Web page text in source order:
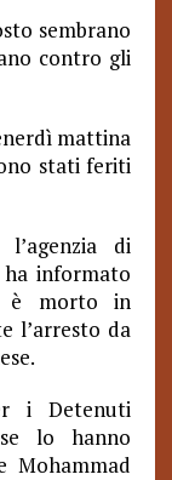
sembrano
contro gli
mattina
stati feriti
di
ha informato
è morto in
l’arresto da
i Detenuti
lo hanno
Mohammad